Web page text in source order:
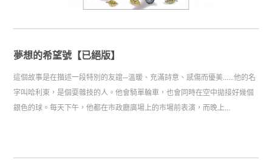
夢想的希望號【已絕版】
這個故事是在描述一段特別的友誼─溫暖、充滿詩意、感傷而優美......他的名
字叫哈利東，是個耍雜技的人。他會騎單輪車，也會同時在空中拋接好幾個
銀色的球。每天下午，他都在市政廳廣場上的市場前表演，而晚上...